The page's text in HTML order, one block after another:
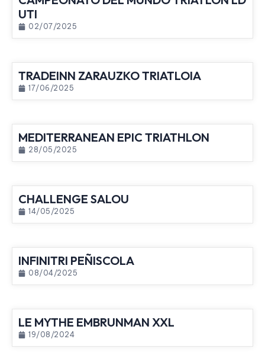
UTI
02/07/2025
TRADEINN ZARAUZKO TRIATLOIA
17/06/2025
MEDITERRANEAN EPIC TRIATHLON
28/05/2025
CHALLENGE SALOU
14/05/2025
INFINITRI PEÑISCOLA
08/04/2025
LE MYTHE EMBRUNMAN XXL
19/08/2024